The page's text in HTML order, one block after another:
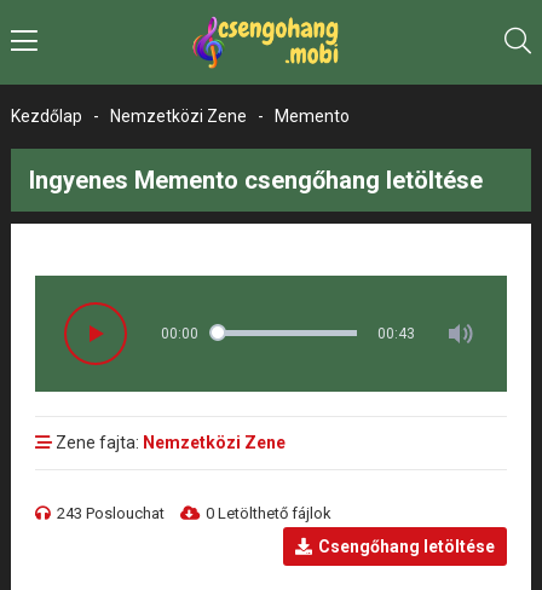
Kezdőlap - Nemzetközi Zene - Memento
Ingyenes Memento csengőhang letöltése
00:00 00:43
Zene fajta: Nemzetközi Zene
243 Poslouchat 0 Letölthető fájlok
Csengőhang letöltése